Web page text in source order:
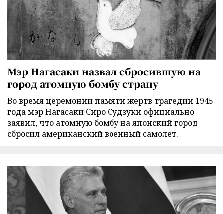
Мэр Нагасаки назвал сбросившую на
город атомную бомбу страну
Во время церемонии памяти жертв трагедии 1945
года мэр Нагасаки Сиро Судзуки официально
заявил, что атомную бомбу на японский город
сбросил американский военный самолет.